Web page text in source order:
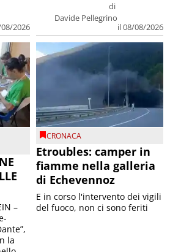
2026
di
Davide Pellegrino
il 08/08/2026
–
la
CRONACA
Etroubles: camper in
fiamme nella galleria
di Echevennoz
E in corso l'intervento dei vigili
del fuoco, non ci sono feriti